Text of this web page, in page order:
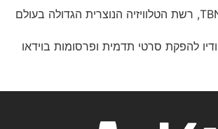
להפקת סרטי תדמית ופרסומות בוידאו